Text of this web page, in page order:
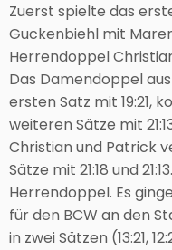
Zuerst spielte das
Guckenbiehl mit
Herrendoppel
Das Damendoppel
ersten Satz mit 19:21,
weiteren Sätze mit
Christian und Patrick
Sätze mit 21:18 und
Herrendoppel. Es
für den BCW an den
in zwei Sätzen (13:21,